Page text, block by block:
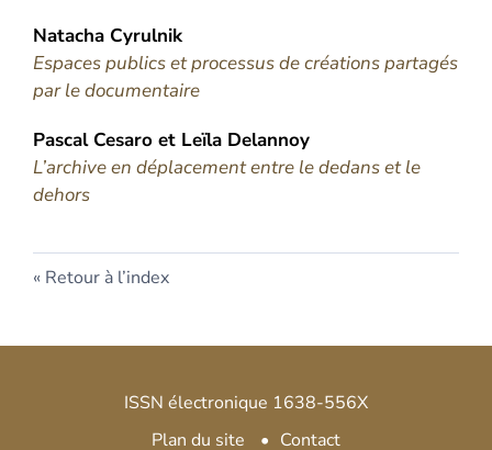
Natacha Cyrulnik
Espaces publics et processus de créations partagés
par le documentaire
Pascal Cesaro et Leïla Delannoy
L’archive en déplacement entre le dedans et le
dehors
Retour à l’index
ISSN électronique 1638-556X
Plan du site
Contact